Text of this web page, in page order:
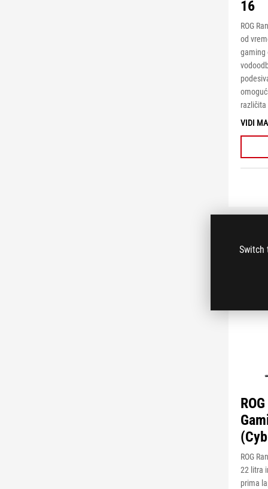
Switch
16
ROG
od
gaming
VIDI
ROG
22 litra
prima